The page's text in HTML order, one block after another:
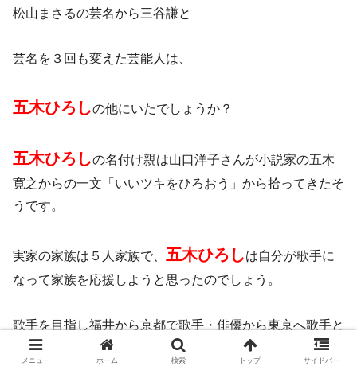
松山まさるの芸名から三谷謙と
芸名を３回も変えた芸能人は、
五木ひろしの他にいたでしょうか？
五木ひろしの名付け親は山口洋子さんが小説家の五木
寛之からの一文「いいツキをひろおう」から拾ってきたそ
うです。
実家の家族は５人家族で、 五木ひろしは自分が歌手に
なって家族を応援しようと思ったのでしょう。
歌手を目指し福井から京都で歌手・俳優から東京へ歌手と
しての道へ
メニュー ホーム 検索 トップ サイドバー